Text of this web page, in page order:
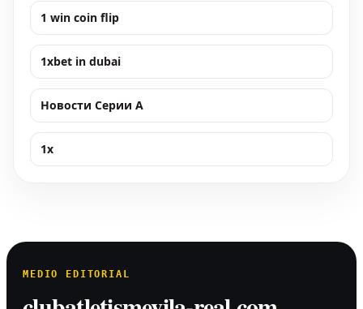
1 win coin flip
1xbet in dubai
Новости Серии А
1x
MEDIO EDITORIAL